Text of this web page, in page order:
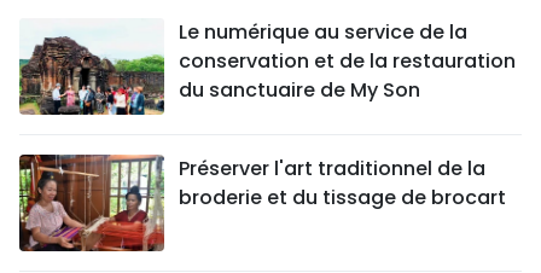
Le numérique au service de la
conservation et de la restauration
du sanctuaire de My Son
Préserver l'art traditionnel de la
broderie et du tissage de brocart